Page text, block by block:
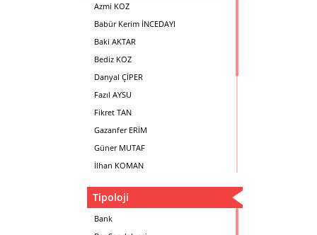
Azmi KOZ
Babür Kerim İNCEDAYI
Baki AKTAR
Bediz KOZ
Danyal ÇİPER
Fazıl AYSU
Fikret TAN
Gazanfer ERİM
Güner MUTAF
İlhan KOMAN
Metin Atabey ATA
Minas BOYACIYAN
Tipoloji
Bank